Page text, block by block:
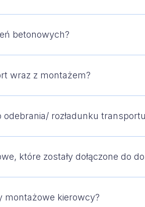
betonowych?
wraz z montażem?
rozładunku
które zostały dołączone do
kierowcy?